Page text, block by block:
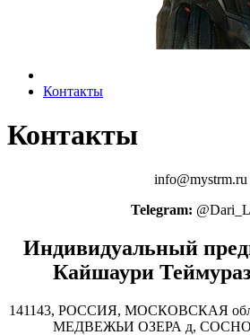
Контакты
Контакты
info@mystrm.ru
Telegram:
Индивидуальный
Кайшаури
141143, РОССИЯ, МОСКОВСКАЯ
МЕДВЕЖЬИ ОЗЕРА д,